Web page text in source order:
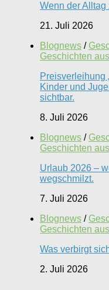
Wenn der Alltag
21. Juli 2026
Blognews /
Geschichten
Preisverleihung
Kinder und
sichtbar.
8. Juli 2026
Blognews /
Geschichten
Urlaub 2026 –
wegschmilzt.
7. Juli 2026
Blognews /
Geschichten
Was verbirgt
2. Juli 2026